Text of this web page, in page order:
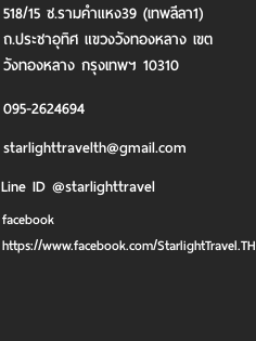
518/15 ซ.รามคำแหง39 (เทพลีลา1)
ถ.ประชาอุทิศ แขวงวังทองหลาง เขต
วังทองหลาง กรุงเทพฯ 10310
095-2624694
starlighttravelth@gmail.com
Line ID @starlighttravel
facebook
https://www.facebook.com/StarlightTravel.TH